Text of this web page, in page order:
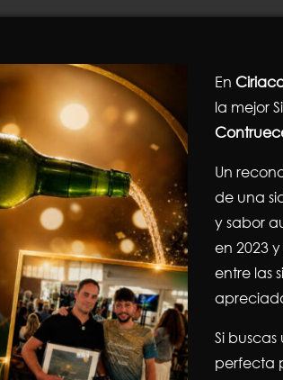
Abrillantador máquinas
aguas durasV504 5 litros.
20,75€
En
la mejor
Un
de una
y sabor
en 2023
entre las
Si
perfecta